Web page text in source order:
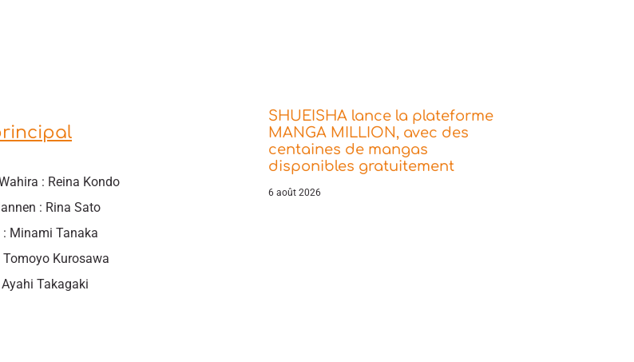
: Reina Kondo
: Rina Sato
Minami Tanaka
Kurosawa
Takagaki
SHUEISHA lance la plateforme
MANGA MILLION, avec des
centaines de mangas
disponibles gratuitement
6 août 2026